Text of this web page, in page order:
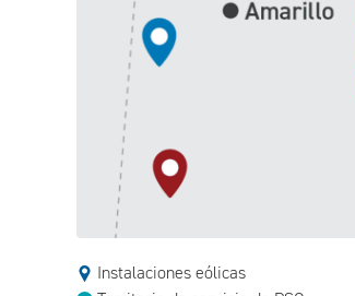
Instalaciones eólicas